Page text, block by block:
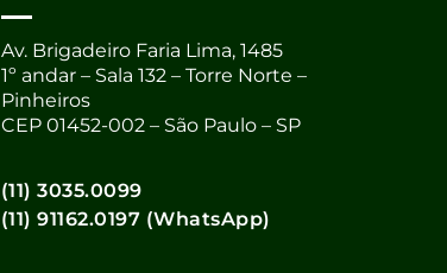
Av. Brigadeiro Faria Lima, 1485
1º andar – Sala 132 – Torre Norte –
Pinheiros
CEP 01452-002 – São Paulo – SP
(11) 3035.0099
(11) 91162.0197 (WhatsApp)